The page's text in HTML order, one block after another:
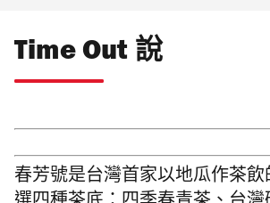
Time Out 說
春芳號是台灣首家以地瓜作茶